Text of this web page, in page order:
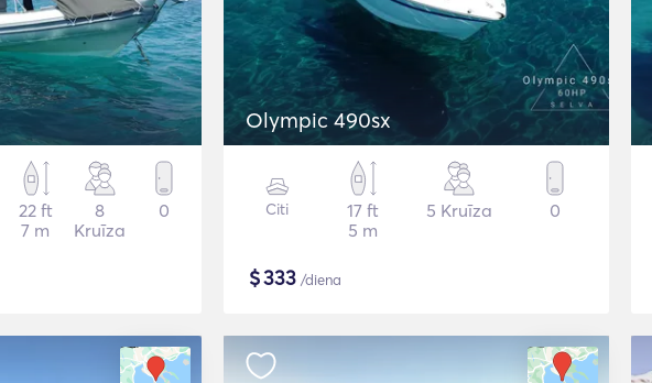
22 ft
7 m
8
Kruīza
0
Olympic 490sx
Citi
17 ft
5 m
5 Kruīza 0
$333 /diena